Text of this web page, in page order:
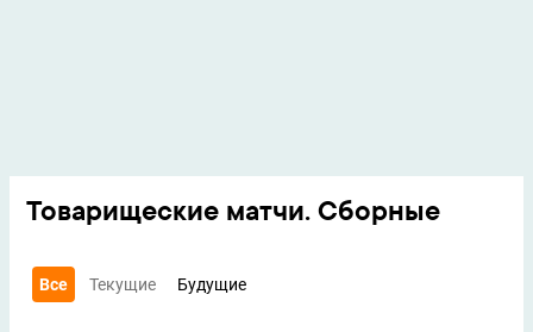
Товарищеские матчи. Сборные
Все Текущие Будущие